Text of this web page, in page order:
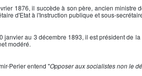
1876, il succède à son père, ancien ministre
d'Etat à l'Instruction publique et sous-
janvier au 3 décembre 1893, il est président de
modéré.
Perierentend "Opposer aux socialistes non le